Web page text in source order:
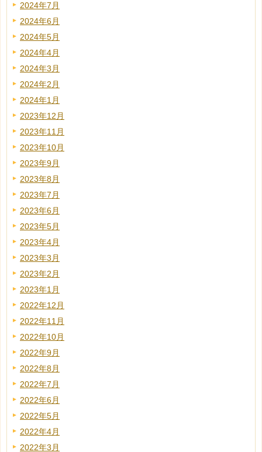
2024年7月
2024年6月
2024年5月
2024年4月
2024年3月
2024年2月
2024年1月
2023年12月
2023年11月
2023年10月
2023年9月
2023年8月
2023年7月
2023年6月
2023年5月
2023年4月
2023年3月
2023年2月
2023年1月
2022年12月
2022年11月
2022年10月
2022年9月
2022年8月
2022年7月
2022年6月
2022年5月
2022年4月
2022年3月